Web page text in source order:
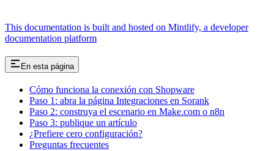
This documentation is built and hosted on Mintlify, a developer
documentation platform
En esta página
Cómo funciona la conexión con Shopware
Paso 1: abra la página Integraciones en Sorank
Paso 2: construya el escenario en Make.com o n8n
Paso 3: publique un artículo
¿Prefiere cero configuración?
Preguntas frecuentes